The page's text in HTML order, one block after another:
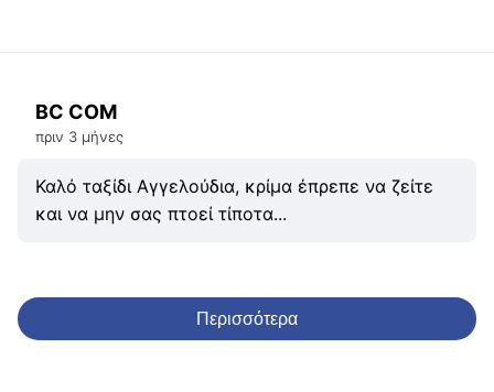
BC COM
πριν 3 μήνες
Καλό ταξίδι Αγγελούδια, κρίμα έπρεπε να ζείτε
και να μην σας πτοεί τίποτα...
Περισσότερα